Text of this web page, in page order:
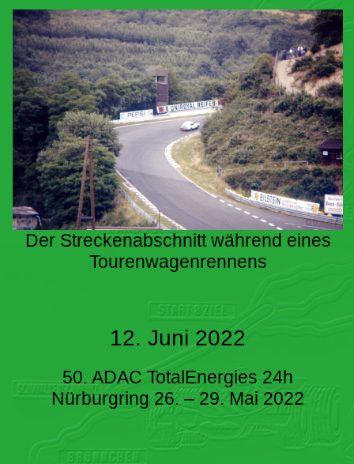
Der Streckenabschnitt während eines
Tourenwagenrennens
12. Juni 2022
50. ADAC TotalEnergies 24h
Nürburgring 26. – 29. Mai 2022